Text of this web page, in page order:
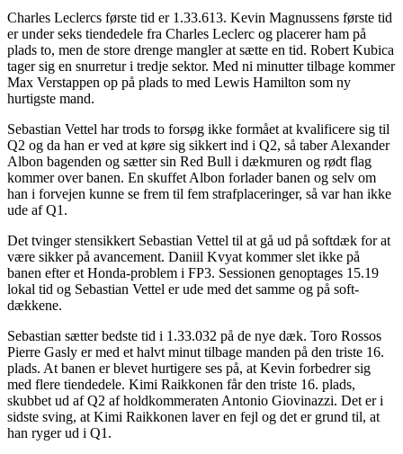
Charles Leclercs første tid er 1.33.613. Kevin Magnussens første tid
er under seks tiendedele fra Charles Leclerc og placerer ham på
plads to, men de store drenge mangler at sætte en tid. Robert Kubica
tager sig en snurretur i tredje sektor. Med ni minutter tilbage kommer
Max Verstappen op på plads to med Lewis Hamilton som ny
hurtigste mand.
Sebastian Vettel har trods to forsøg ikke formået at kvalificere sig til
Q2 og da han er ved at køre sig sikkert ind i Q2, så taber Alexander
Albon bagenden og sætter sin Red Bull i dækmuren og rødt flag
kommer over banen. En skuffet Albon forlader banen og selv om
han i forvejen kunne se frem til fem strafplaceringer, så var han ikke
ude af Q1.
Det tvinger stensikkert Sebastian Vettel til at gå ud på softdæk for at
være sikker på avancement. Daniil Kvyat kommer slet ikke på
banen efter et Honda-problem i FP3. Sessionen genoptages 15.19
lokal tid og Sebastian Vettel er ude med det samme og på soft-
dækkene.
Sebastian sætter bedste tid i 1.33.032 på de nye dæk. Toro Rossos
Pierre Gasly er med et halvt minut tilbage manden på den triste 16.
plads. At banen er blevet hurtigere ses på, at Kevin forbedrer sig
med flere tiendedele. Kimi Raikkonen får den triste 16. plads,
skubbet ud af Q2 af holdkommeraten Antonio Giovinazzi. Det er i
sidste sving, at Kimi Raikkonen laver en fejl og det er grund til, at
han ryger ud i Q1.